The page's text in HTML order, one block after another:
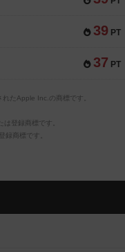
39 PT
37 PT
たApple Inc.の商標です。
登録商標です。
商標です。